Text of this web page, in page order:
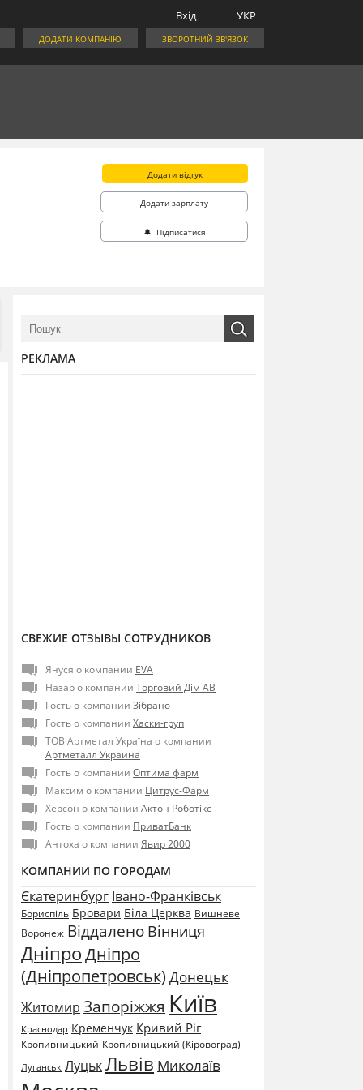
УКР
Вхід
ЗВОРОТНИЙ ЗВ'ЯЗОК
ДОДАТИ КОМПАНІЮ
Додати відгук
Додати зарплату
🔔 Підписатися
РЕКЛАМА
СВЕЖИЕ ОТЗЫВЫ СОТРУДНИКОВ
Януся о компании EVA
Назар о компании Торговий Дім АВ
Гость о компании Зібрано
Гость о компании Хаски-груп
ТОВ Артметал Україна о компании
Артметалл Украина
Гость о компании Оптима фарм
Максим о компании Цитрус-Фарм
Херсон о компании Актон Роботікс
Гость о компании ПриватБанк
Антоха о компании Явир 2000
КОМПАНИИ ПО ГОРОДАМ
Єкатеринбург Івано-Франківськ
Бориспіль Бровари Біла Церква Вишневе
Воронеж Віддалено Вінниця
ДніпроДніпро
(Дніпропетровськ) Донецьк
Житомир Запоріжжя Київ
Краснодар Кременчук Кривий Ріг
Кропивницький Кропивницький (Кіровоград)
Луганськ ЛуцькЛьвів Миколаїв